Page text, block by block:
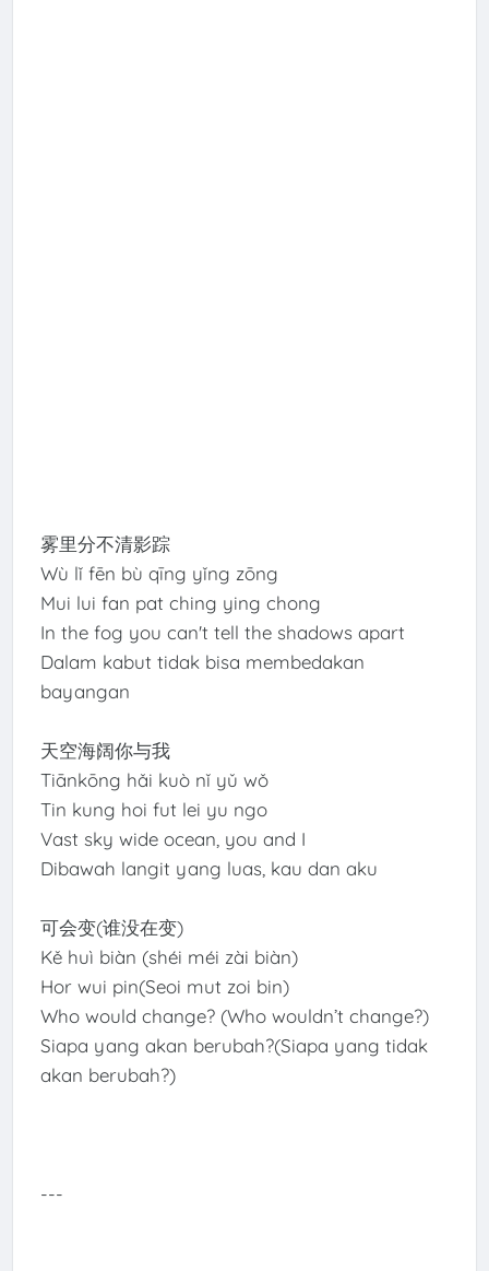
雾里分不清影踪
Wù lǐ fēn bù qīng yǐng zōng
Mui lui fan pat ching ying chong
In the fog you can't tell the shadows apart
Dalam kabut tidak bisa membedakan
bayangan
天空海阔你与我
Tiānkōng hǎi kuò nǐ yǔ wǒ
Tin kung hoi fut lei yu ngo
Vast sky wide ocean, you and I
Dibawah langit yang luas, kau dan aku
可会变(谁没在变)
Kě huì biàn (shéi méi zài biàn)
Hor wui pin(Seoi mut zoi bin)
Who would change? (Who wouldn’t change?)
Siapa yang akan berubah?(Siapa yang tidak
akan berubah?)
---